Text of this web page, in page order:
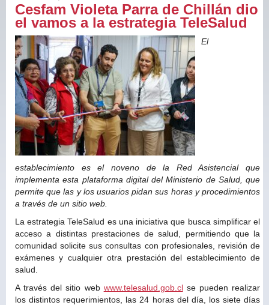
Cesfam Violeta Parra de Chillán dio
el vamos a la estrategia TeleSalud
El
establecimiento es el noveno de la Red Asistencial que
implementa esta plataforma digital del Ministerio de Salud, que
permite que las y los usuarios pidan sus horas y procedimientos
a través de un sitio web.
La estrategia TeleSalud es una iniciativa que busca simplificar el
acceso a distintas prestaciones de salud, permitiendo que la
comunidad solicite sus consultas con profesionales, revisión de
exámenes y cualquier otra prestación del establecimiento de
salud.
A través del sitio web www.telesalud.gob.clse pueden realizar
los distintos requerimientos, las 24 horas del día, los siete días